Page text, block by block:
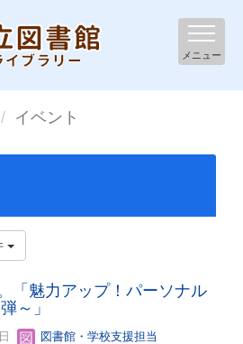
メニュー
イベント
「魅力アップ！パーソナル
～」
図書館・学校支援担当